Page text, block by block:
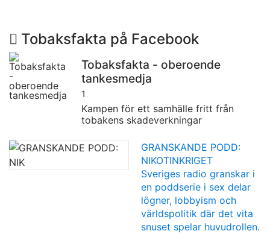
Tobaksfakta på Facebook
Tobaksfakta - oberoende
tankesmedja
1
Kampen för ett samhälle fritt från
tobakens skadeverkningar
GRANSKANDE PODD:
NIKOTINKRIGET
Sveriges radio granskar i
en poddserie i sex delar
lögner, lobbyism och
världspolitik där det vita
snuset spelar huvudrollen.